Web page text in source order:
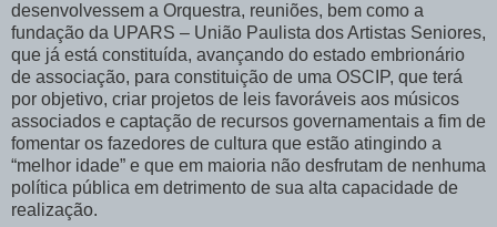
desenvolvessem a Orquestra, reuniões, bem como a
fundação da UPARS – União Paulista dos Artistas Seniores,
que já está constituída, avançando do estado embrionário
de associação, para constituição de uma OSCIP, que terá
por objetivo, criar projetos de leis favoráveis aos músicos
associados e captação de recursos governamentais a fim de
fomentar os fazedores de cultura que estão atingindo a
“melhor idade” e que em maioria não desfrutam de nenhuma
política pública em detrimento de sua alta capacidade de
realização.